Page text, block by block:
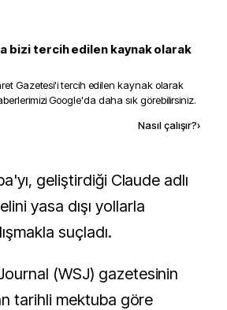
bizi tercih edilen kaynak olarak
Gazetesi'i tercih edilen kaynak olarak
Google'da daha sık görebilirsiniz.
Nasıl çalışır?›
yasa dışı yollarla
suçladı.
(WSJ) gazetesinin
tarihli mektuba göre